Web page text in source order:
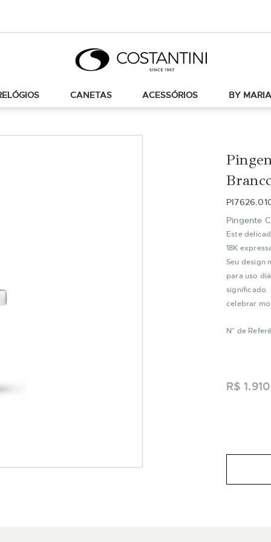
CANETAS ACESSÓRIOS BY
R$
Pingente
Este
18K
Seu design
para uso
significado.
celebrar
N° de